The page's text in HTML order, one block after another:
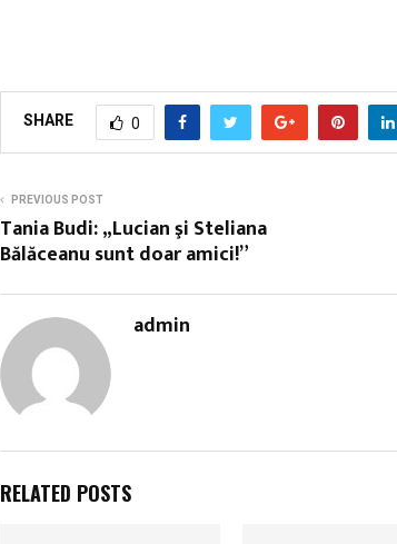
SHARE 0
PREVIOUS POST
Tania Budi: „Lucian şi Steliana
Bălăceanu sunt doar amici!”
admin
RELATED POSTS